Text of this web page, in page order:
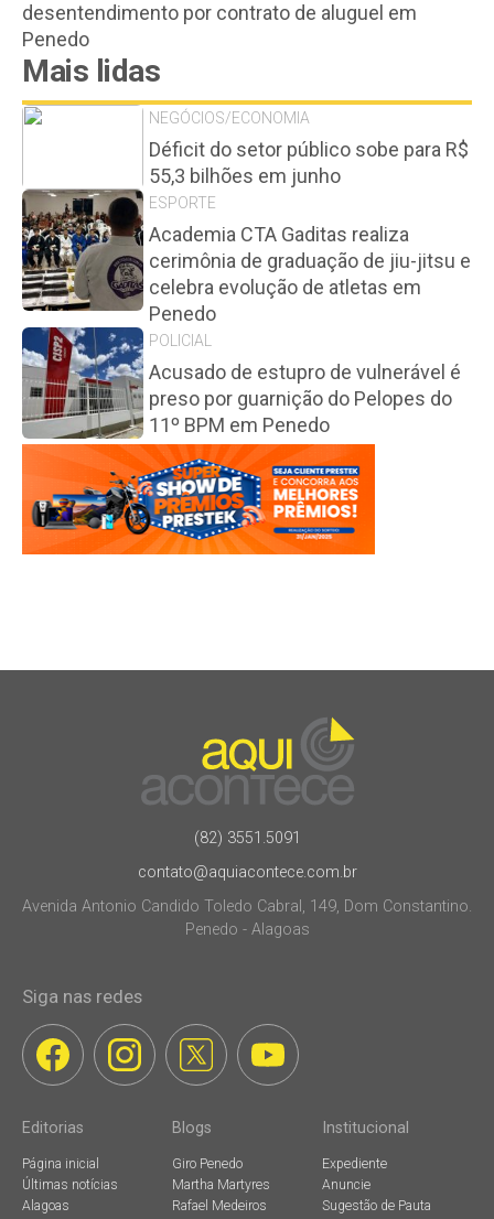
desentendimento por contrato de aluguel em
Penedo
Mais lidas
NEGÓCIOS/ECONOMIA
Déficit do setor público sobe para R$
55,3 bilhões em junho
ESPORTE
Academia CTA Gaditas realiza
cerimônia de graduação de jiu-jitsu e
celebra evolução de atletas em
Penedo
POLICIAL
Acusado de estupro de vulnerável é
preso por guarnição do Pelopes do
11º BPM em Penedo
(82) 3551.5091
contato@aquiacontece.com.br
Avenida Antonio Candido Toledo Cabral, 149, Dom Constantino.
Penedo - Alagoas
Siga nas redes
Editorias
Página inicial
Últimas notícias
Alagoas
Blogs
Giro Penedo
Martha Martyres
Rafael Medeiros
Institucional
Expediente
Anuncie
Sugestão de Pauta